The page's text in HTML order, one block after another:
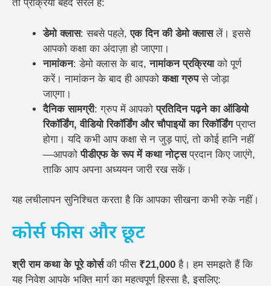
तो प्रक्रिया बेहद सरल है:
डेमो क्लास: सबसे पहले,एक दिन की डेमो क्लासलें। इससे
आपको कक्षा का अंदाज़ा हो जाएगा।
नामांकन: डेमो क्लास के बाद,नामांकन प्रक्रियाको पूर्ण
करें। नामांकन के बाद ही आपकोकक्षा ग्रुपसे जोड़ा
जाएगा।
दैनिक सामग्री: ग्रुप में आपकोप्रतिदिन पढ़ने का ऑडियो
रिकॉर्डिंग, वीडियो रिकॉर्डिंग और चौपाइयों का रिकॉर्डिंगप्राप्त
होगा। यदि कभी आप कक्षा से न जुड़ पाएं, तो कोई हानि नहीं
—आपकोपीडीएफ के रूप में कथा नोट्सप्रदान किए जाएंगे,
ताकि आप अपना अध्ययन जारी रख सकें।
यह लचीलापन सुनिश्चित करता है कि आपका सीखना कभी रुके नहीं।
कोर्स फीस और छूट
श्री राम कथा के पूरे कोर्सकी फीस ₹21,000 है। हम समझते हैं कि
यह निवेश आपके भक्ति मार्ग का महत्वपूर्ण हिस्सा है, इसलिए: